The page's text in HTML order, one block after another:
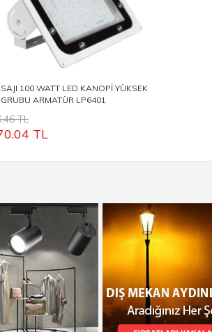
100 WATT LED KANOPİ YÜKSEK
ARMATÜR LP6401
TL
TL